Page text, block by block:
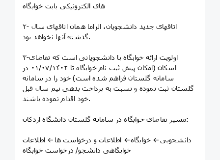
های الکترونیکی بابت خوابگاه
۲- اتاق­های جدید دانشجویان، الزاما همان اتاق­های سال
گذشته آنها نخواهد بود.
۳-اولویت ارائه خوابگاه با دانشجویانی است که تقاضای
اسکان (امکان پیش ثبت نام خوابگاه تا ۰۱/۰۷/۱۴۰۲ در
سامانه گلستان فراهم شده است) خود را در سامانه
گلستان ثبت نموده و نسبت به پرداخت بدهی نیم سال قبل
خود اقدام نموده باشند.
مسیر تقاضای خوابگاه در سامانه گلستان دانشگاه اردکان:
دانشجویی← خوابگاه← اطلاعات و درخواست ها← اطلاعات
خوابگاهی دانشجو/ درخواست خوابگاه